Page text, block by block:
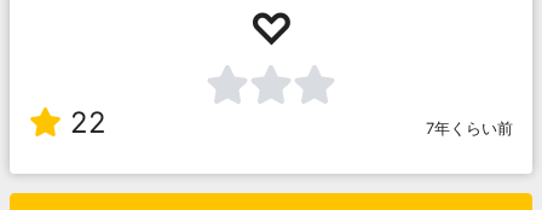
♡
22 7年くらい前